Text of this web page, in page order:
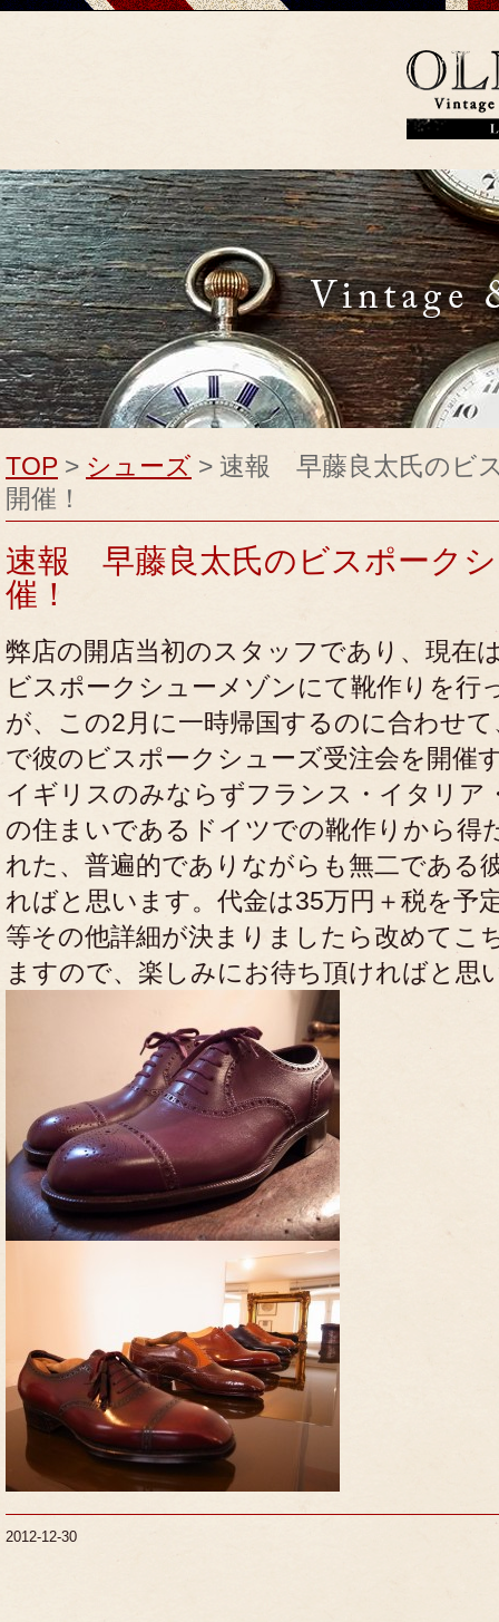
TOP > シューズ > 速報 早藤良太氏のビ
開催！
速報 早藤良太氏のビスポーク
催！
弊店の開店当初のスタッフであり、現在
ビスポークシューメゾンにて靴作りを行
が、この2月に一時帰国するのに合わせ
で彼のビスポークシューズ受注会を開催
イギリスのみならずフランス・イタリア
の住まいであるドイツでの靴作りから得
れた、普遍的でありながらも無二である
ればと思います。代金は35万円＋税を予
等その他詳細が決まりましたら改めてこ
ますので、楽しみにお待ち頂ければと思
2012-12-30